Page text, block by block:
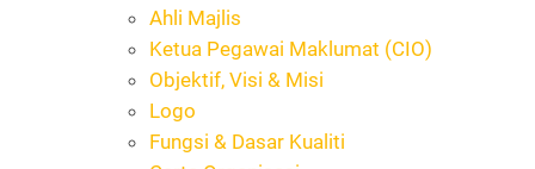
Ahli Majlis
Ketua Pegawai Maklumat (CIO)
Objektif, Visi & Misi
Logo
Fungsi & Dasar Kualiti